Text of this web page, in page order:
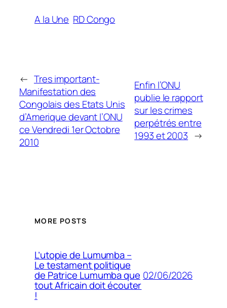
A la Une RD Congo
← Tres important-
Manifestation des
Congolais des Etats Unis
d’Amerique devant l’ONU
ce Vendredi 1er Octobre
2010
Enfin l’ONU
publie le rapport
sur les crimes
perpétrés entre
1993 et 2003 →
MORE POSTS
L’utopie de Lumumba –
Le testament politique
de Patrice Lumumba que
tout Africain doit écouter
!
02/06/2026